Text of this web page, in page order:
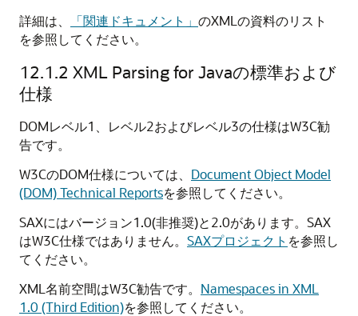
詳細は、
「関連ドキュメント」 のXMLの資料のリスト
を参照してください。
12.1.2 XML Parsing for Javaの標準および
仕様
DOMレベル1、レベル2およびレベル3の仕様はW3C勧
告です。
W3CのDOM仕様については、 Document Object Model
(DOM) Technical Reportsを参照してください。
SAXにはバージョン1.0(非推奨)と2.0があります。SAX
はW3C仕様ではありません。 SAXプロジェクト を参照し
てください。
XML名前空間はW3C勧告です。 Namespaces in XML
1.0 (Third Edition)を参照してください。